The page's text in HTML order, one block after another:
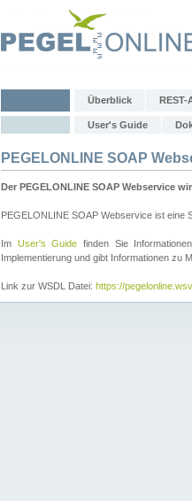
Überblick REST-
User's Guide
PEGELONLINE SOAP
Der PEGELONLINE SOAP Webservice
PEGELONLINE SOAP Webservice ist eine
Im User's Guide finden Sie
Implementierung und gibt Informationen zu
Link zur WSDL Datei: https://